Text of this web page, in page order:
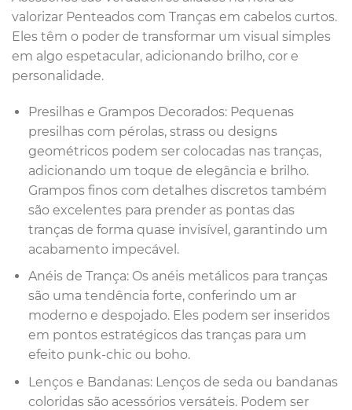
valorizar Penteados com Tranças em cabelos curtos.
Eles têm o poder de transformar um visual simples
em algo espetacular, adicionando brilho, cor e
personalidade.
Presilhas e Grampos Decorados: Pequenas
presilhas com pérolas, strass ou designs
geométricos podem ser colocadas nas tranças,
adicionando um toque de elegância e brilho.
Grampos finos com detalhes discretos também
são excelentes para prender as pontas das
tranças de forma quase invisível, garantindo um
acabamento impecável.
Anéis de Trança: Os anéis metálicos para tranças
são uma tendência forte, conferindo um ar
moderno e despojado. Eles podem ser inseridos
em pontos estratégicos das tranças para um
efeito punk-chic ou boho.
Lenços e Bandanas: Lenços de seda ou bandanas
coloridas são acessórios versáteis. Podem ser